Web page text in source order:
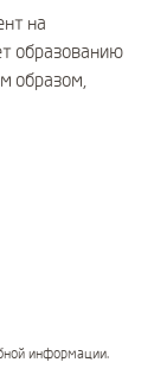
на
образованию
образом,
информации.